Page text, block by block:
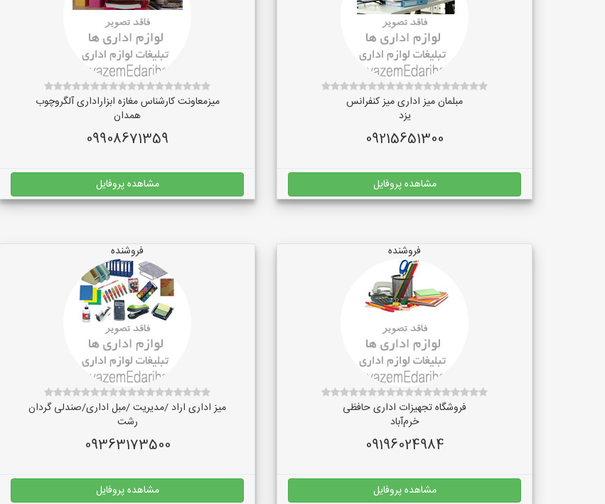
مبلمان میز اداری میز کنفرانس
یزد
09215651300
مشاهده پروفایل
میزمعاونت کارشناس مغازه ابزاراداری آلگروچوب
همدان
09908671359
مشاهده پروفایل
فروشنده
فروشگاه تجهیزات اداری حافظی
خرم‌آباد
09196024984
مشاهده پروفایل
فروشنده
میز اداری اراد /مدیریت /مبل اداری/صندلی گردان
رشت
09363173500
مشاهده پروفایل